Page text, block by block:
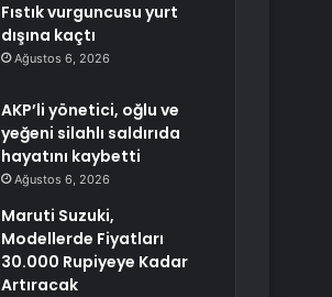
Fıstık vurguncusu yurt
dışına kaçtı
Ağustos 6, 2026
AKP’li yönetici, oğlu ve
yeğeni silahlı saldırıda
hayatını kaybetti
Ağustos 6, 2026
Maruti Suzuki,
Modellerde Fiyatları
30.000 Rupiyeye Kadar
Artıracak